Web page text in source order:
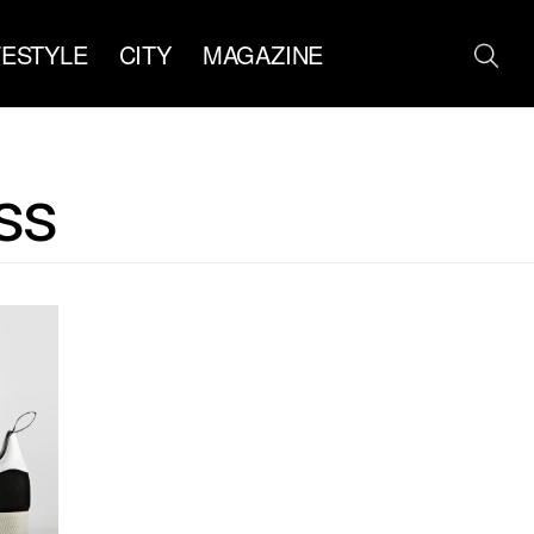
CITY MAGAZINE